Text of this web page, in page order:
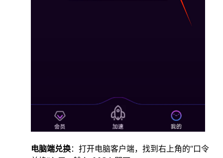
电脑端兑换：打开电脑客户端，找到右上角的“口令